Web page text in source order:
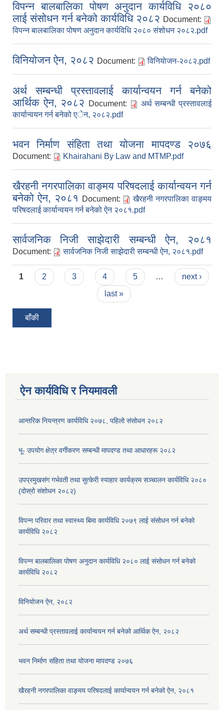
विपन्न बालबालिका पोषण अनुदान कार्यविधि २०८०
लाई संसोधन गर्न बनेको कार्यविधि २०८२ Document:
विपन्न बालबालिका पोषण अनुदान कार्यविधि २०८० संशोधन २०८२.pdf
विनियोजन ऐन, २०८२ Document: विनियाेजन-२०८२.pdf
अर्थ सम्बन्धी प्रस्तावलाई कार्यान्वयन गर्न बनेको
आर्थिक ऐन, २०८२
Document:
अर्थ सम्बन्धी प्रस्तावलाई
कार्यान्वयन गर्न बनेको एेन, २०८२.pdf
भवन निर्माण संहिता तथा योजना मापदण्ड २०७६
Document: Khairahani By Law and MTMP.pdf
खैरहनी नगरपालिका वाङ्मय परिषदलाई कार्यान्वयन गर्न
बनेको ऐन, २०८१
Document:
खैरहनी नगरपालिका वाङ्मय
परिषदलाई कार्यान्वयन गर्न बनेको ऐन २०८१.pdf
सार्वजनिक निजी साझेदारी सम्बन्धी ऐन, २०८१
Document: सार्वजनिक निजी साझेदारी सम्बन्धी ऐन, २०८१.pdf
Pages
1 2 3 4 5 …
next ›
last »
बाँकी
ऐन कार्यविधि र नियमावली
आन्तरिक नियन्त्रण कार्यविधि २०७८, पहिलो संसोधन २०८२
भू- उपयोग क्षेत्र वर्गीकरण सम्बन्धी मापदण्ड तथा आधारहरू २०८२
उपप्रमुखसंग गर्भवती तथा सुत्केरी स्याहार कार्यक्रम सञ्चालन कार्यविधि २०८०
(दोस्रो संशोधन २०८२)
विपन्न परिवार तथा स्वास्थ्य बिमा कार्यविधि २०७९ लाई संसोधन गर्न बनेको
कार्यविधि २०८२
विपन्न बालबालिका पोषण अनुदान कार्यविधि २०८० लाई संसोधन गर्न बनेको
कार्यविधि २०८२
विनियोजन ऐन, २०८२
अर्थ सम्बन्धी प्रस्तावलाई कार्यान्वयन गर्न बनेको आर्थिक ऐन, २०८२
भवन निर्माण संहिता तथा योजना मापदण्ड २०७६
खैरहनी नगरपालिका वाङ्मय परिषदलाई कार्यान्वयन गर्न बनेको ऐन, २०८१